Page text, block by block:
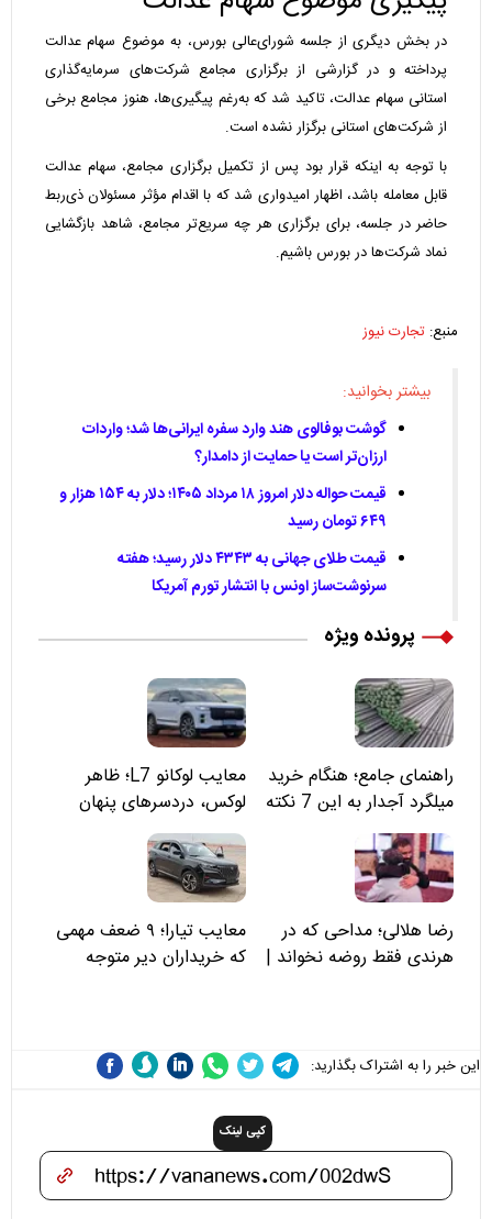
در بخش دیگری از جلسه شورای‌عالی بورس، به موضوع سهام عدالت
پرداخته و در گزارشی از برگزاری مجامع شرکت‌های سرمایه‌گذاری
استانی سهام عدالت، تاکید شد که به‌رغم پیگیری‌ها، هنوز مجامع برخی
از شرکت‌های استانی برگزار نشده است.
با توجه به اینکه قرار بود پس از تکمیل برگزاری مجامع، سهام عدالت
قابل معامله باشد، اظهار امیدواری شد که با اقدام مؤثر مسئولان ذی‌ربط
حاضر در جلسه، برای برگزاری هر چه سریع‌تر مجامع، شاهد بازگشایی
نماد شرکت‌ها در بورس باشیم.
منبع: تجارت نیوز
بیشتر بخوانید:
گوشت بوفالوی هند وارد سفره ایرانی‌ها شد؛ واردات
ارزان‌تر است یا حمایت از دامدار؟
قیمت حواله دلار امروز ۱۸ مرداد ۱۴۰۵؛ دلار به ۱۵۴ هزار و
۶۴۹ تومان رسید
قیمت طلای جهانی به ۴۳۴۳ دلار رسید؛ هفته
سرنوشت‌ساز اونس با انتشار تورم آمریکا
پرونده ویژه
راهنمای جامع؛ هنگام خرید
میلگرد آجدار به این 7 نکته
توجه کنید
معایب لوکانو L7؛ ظاهر
لوکس، دردسرهای پنهان
رضا هلالی؛ مداحی که در
هرندی فقط روضه نخواند |
معایب تیارا؛ ۹ ضعف مهمی
که خریداران دیر متوجه
این خبر را به اشتراک بگذارید:
کپی لینک